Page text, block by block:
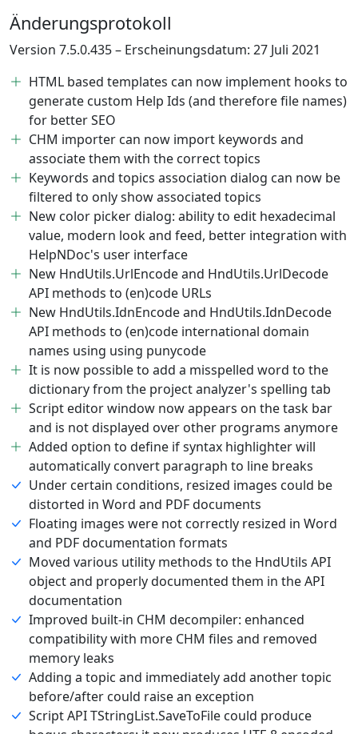
Änderungsprotokoll
Version 7.5.0.435 – Erscheinungsdatum: 27 Juli 2021
HTML based templates can now implement hooks to
generate custom Help Ids (and therefore file names)
for better SEO
CHM importer can now import keywords and
associate them with the correct topics
Keywords and topics association dialog can now be
filtered to only show associated topics
New color picker dialog: ability to edit hexadecimal
value, modern look and feed, better integration with
HelpNDoc's user interface
New HndUtils.UrlEncode and HndUtils.UrlDecode
API methods to (en)code URLs
New HndUtils.IdnEncode and HndUtils.IdnDecode
API methods to (en)code international domain
names using using punycode
It is now possible to add a misspelled word to the
dictionary from the project analyzer's spelling tab
Script editor window now appears on the task bar
and is not displayed over other programs anymore
Added option to define if syntax highlighter will
automatically convert paragraph to line breaks
Under certain conditions, resized images could be
distorted in Word and PDF documents
Floating images were not correctly resized in Word
and PDF documentation formats
Moved various utility methods to the HndUtils API
object and properly documented them in the API
documentation
Improved built-in CHM decompiler: enhanced
compatibility with more CHM files and removed
memory leaks
Adding a topic and immediately add another topic
before/after could raise an exception
Script API TStringList.SaveToFile could produce